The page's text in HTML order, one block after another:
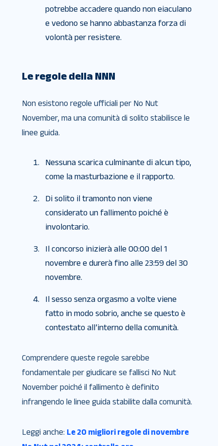
potrebbe accadere quando non eiaculano
e vedono se hanno abbastanza forza di
volontà per resistere.
Le regole della NNN
Non esistono regole ufficiali per No Nut
November, ma una comunità di solito stabilisce le
linee guida.
Nessuna scarica culminante di alcun tipo,
come la masturbazione e il rapporto.
Di solito il tramonto non viene
considerato un fallimento poiché è
involontario.
Il concorso inizierà alle 00:00 del 1
novembre e durerà fino alle 23:59 del 30
novembre.
Il sesso senza orgasmo a volte viene
fatto in modo sobrio, anche se questo è
contestato all’interno della comunità.
Comprendere queste regole sarebbe
fondamentale per giudicare se fallisci No Nut
November poiché il fallimento è definito
infrangendo le linee guida stabilite dalla comunità.
Leggi anche: Le 20 migliori regole di novembre